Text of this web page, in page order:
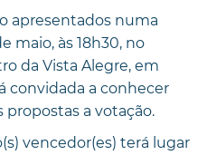
apresentados numa
maio, às 18h30, no
da Vista Alegre, em
convidada a conhecer
a votação.
vencedor(es) terá lugar